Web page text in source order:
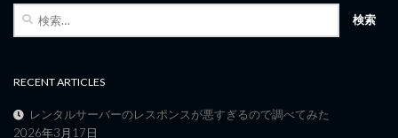
RECENT ARTICLES
レンタルサーバーのレスポンスが悪すぎるので調べてみた
2026年3月17日